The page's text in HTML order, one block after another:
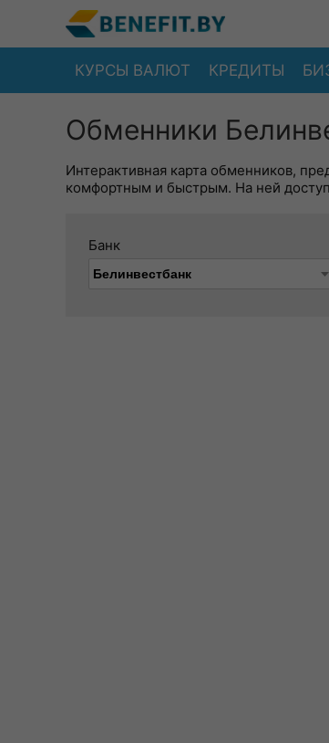
КУРСЫ ВАЛЮТ КРЕДИТЫ
Обменники
Интерактивная карта обменников,
комфортным и быстрым. На ней
Банк